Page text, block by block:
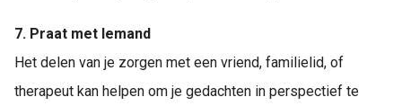
7. Praat met Iemand
Het delen van je zorgen met een vriend, familielid, of
therapeut kan helpen om je gedachten in perspectief te